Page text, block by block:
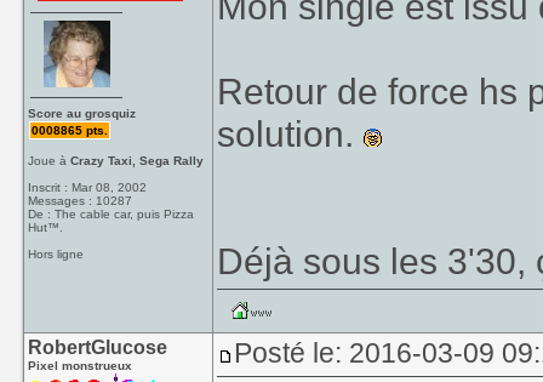
Score au grosquiz
0008865 pts.
Joue àCrazy Taxi, Sega Rally
Inscrit : Mar 08, 2002
Messages : 10287
De : The cable car, puis Pizza
Hut™.
Hors ligne
Retour de force hs
solution.
Déjà sous les 3'30,
RobertGlucose
Pixel monstrueux Posté le: 2016-03-09